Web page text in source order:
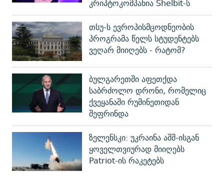
კრიპტოკომპანია Shelbit-ს
თსუ-ს ევროპისმცოდნეობის
პროგრამა წელს სტუდენტებს
ვეღარ მიიღებს - რატომ?
ბულგარეთში აფეთქდა
საბრძოლო დრონი, რომელიც
ქვეყანაში რუმინეთიდან
შეფრინდა
ზელენსკი: უკრაინა აშშ-ისგან
ყოველთვიურად მიიღებს
Patriot-ის რაკეტებს